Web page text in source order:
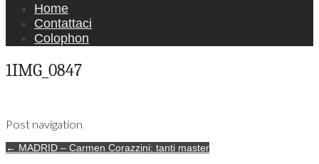
Home
Contattaci
Colophon
1IMG_0847
Post navigation
← MADRID – Carmen Corazzini: tanti master